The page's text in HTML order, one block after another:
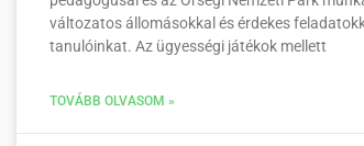
változatos állomásokkal és érdekes
tanulóinkat. Az ügyességi játékok mellett
TOVÁBB OLVASOM »